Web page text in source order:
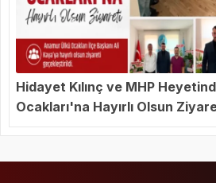
Hidayet Kılınç ve MHP
Ocakları'na Hayırlı Olsun